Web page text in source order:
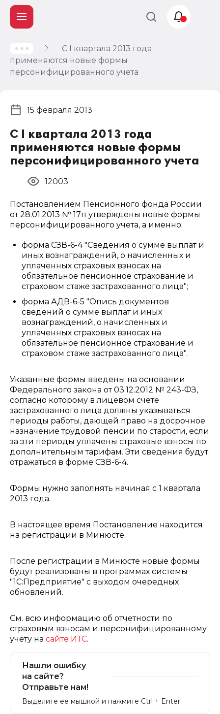
С I квартала 2013 года
применяются новые формы
персонифицированного учета
С I квартала 2013 года
применяются новые формы
персонифицированного учета
15 февраля 2013
12003
Постановлением Пенсионного фонда России
от 28.01.2013 № 17п утверждены новые формы
персонифицированного учета, а именно:
форма СЗВ-6-4 "Сведения о сумме выплат и
иных вознаграждений, о начисленных и
уплаченных страховых взносах на
обязательное пенсионное страхование и
страховом стаже застрахованного лица";
форма АДВ-6-5 "Опись документов
сведений о сумме выплат и иных
вознаграждений, о начисленных и
уплаченных страховых взносах на
обязательное пенсионное страхование и
страховом стаже застрахованного лица".
Указанные формы введены на основании
Федерального закона от 03.12.2012 № 243-ФЗ,
согласно которому в лицевом счете
застрахованного лица должны указываться
периоды работы, дающей право на досрочное
назначение трудовой пенсии по старости, если
за эти периоды уплачены страховые взносы по
дополнительным тарифам. Эти сведения будут
отражаться в форме СЗВ-6-4.
Формы нужно заполнять начиная с 1 квартала
2013 года.
В настоящее время Постановление находится
на регистрации в Минюсте.
После регистрации в Минюсте новые формы
будут реализованы в программах системы
"1С:Предприятие" с выходом очередных
обновлений.
См. всю информацию об отчетности по
страховым взносам и персонифицированному
учету на сайте ИТС.
Нашли ошибку
на сайте?
Отправьте нам!
Выделите ее мышкой и нажмите Ctrl + Enter
Учет и
налогообложение